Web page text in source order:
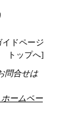
ドページ
トップへ]
ームペー